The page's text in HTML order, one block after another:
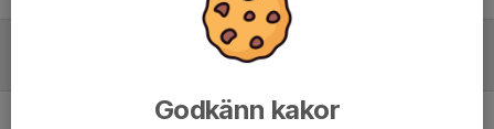
Träning onsdag 3/6
Inställd träningGodkänn kakor